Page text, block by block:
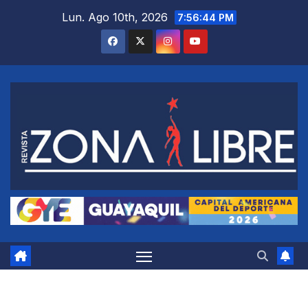
Lun. Ago 10th, 2026 7:56:45 PM